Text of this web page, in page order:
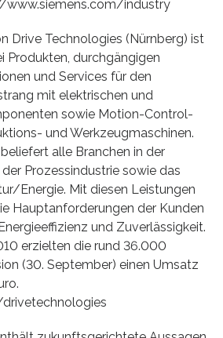
www.siemens.com/industry
Drive Technologies (Nürnberg) ist
Produkten, durchgängigen
und Services für den
mit elektrischen und
sowie Motion-Control-
und Werkzeugmaschinen.
alle Branchen in der
Prozessindustrie sowie das
Energie. Mit diesen Leistungen
Hauptanforderungen der Kunden
und Zuverlässigkeit.
erzielten die rund 36.000
(30. September) einen Umsatz